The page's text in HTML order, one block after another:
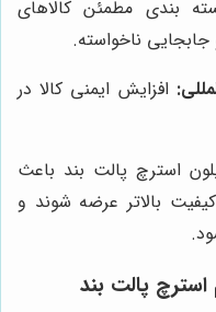
بندی مطمئن کالاهای
ناخواسته.
افزایش ایمنی کالا در
استرچ پالت بند باعث
بالاتر عرضه شوند و
پالت بند